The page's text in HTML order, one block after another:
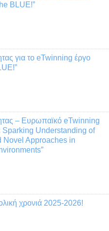
BLUE!”
για το eTwinning έργο
– Ευρωπαϊκό eTwinning
Sparking Understanding of
Novel Approaches in
χρονιά 2025-2026!